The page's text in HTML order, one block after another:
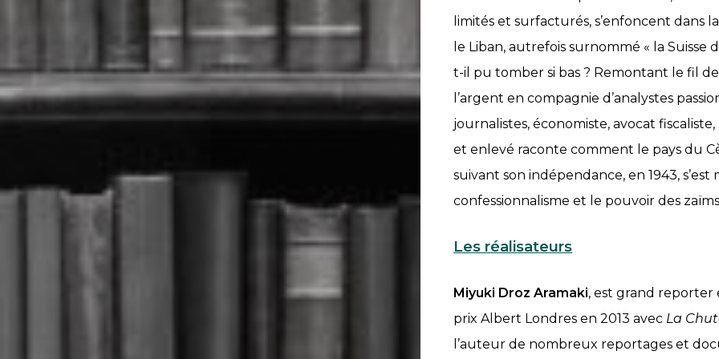
limités et surfacturés, s’enfoncent dans
le Liban, autrefois surnommé « la Suisse
t-il pu tomber si bas ? Remontant le fil
l’argent en compagnie d’analystes
journalistes, économiste, avocat
et enlevé raconte comment le pays du
suivant son indépendance, en 1943,
confessionnalisme et le pouvoir des
Les réalisateurs
Miyuki Droz Aramaki, est grand reporter
prix Albert Londres en 2013 avec La
l’auteur de nombreux reportages et